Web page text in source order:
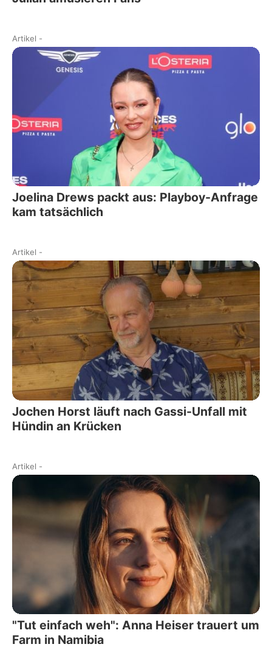
Artikel -
Joelina Drews packt aus: Playboy-Anfrage
kam tatsächlich
Artikel -
Jochen Horst läuft nach Gassi-Unfall mit
Hündin an Krücken
Artikel -
"Tut einfach weh": Anna Heiser trauert um
Farm in Namibia